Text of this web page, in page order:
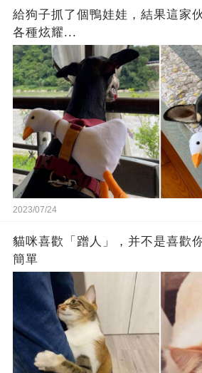
給狗子抓了個鴨娃娃，結果這家
各種炫耀...
2023/07/24
貓咪喜歡「蹭人」，并不是喜歡
簡單